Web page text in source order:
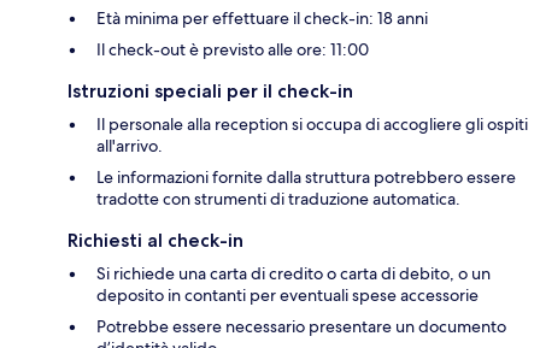
Età minima per effettuare il check-in: 18 anni
Il check-out è previsto alle ore: 11:00
Istruzioni speciali per il check-in
Il personale alla reception si occupa di accogliere gli ospiti
all'arrivo.
Le informazioni fornite dalla struttura potrebbero essere
tradotte con strumenti di traduzione automatica.
Richiesti al check-in
Si richiede una carta di credito o carta di debito, o un
deposito in contanti per eventuali spese accessorie
Potrebbe essere necessario presentare un documento